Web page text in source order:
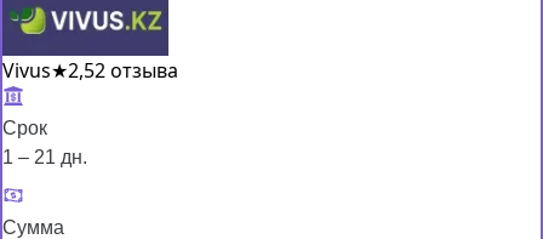
Vivus★2,52 отзыва
Срок
1 – 21 дн.
Сумма